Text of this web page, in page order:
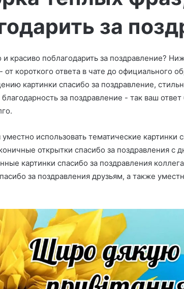
ь
и
с
за
и красиво поблагодарить за поздравление?
от короткого ответа в чате до официального
картинки спасибо за поздравление,
за поздравление - так ваш
использовать тематические картинки
открытки спасибо за поздравления с
картинки спасибо за поздравления
за поздравления друзьям, а также